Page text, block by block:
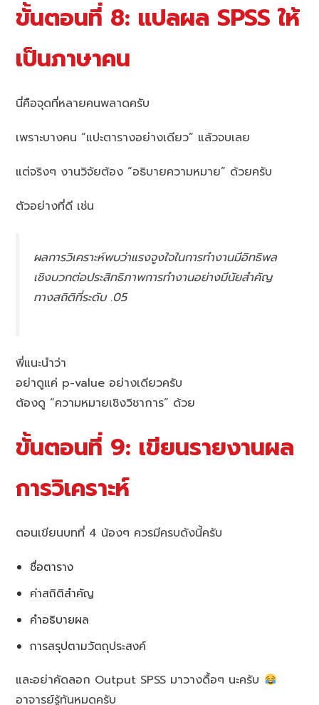
ขั้นตอนที่ 8: แปลผล SPSS ให้
เป็นภาษาคน
นี่คือจุดที่หลายคนพลาดครับ
เพราะบางคน “แปะตารางอย่างเดียว” แล้วจบเลย
แต่จริงๆ งานวิจัยต้อง “อธิบายความหมาย” ด้วยครับ
ตัวอย่างที่ดี เช่น
ผลการวิเคราะห์พบว่าแรงจูงใจในการทำงานมีอิทธิพล
เชิงบวกต่อประสิทธิภาพการทำงานอย่างมีนัยสำคัญ
ทางสถิติที่ระดับ .05
พี่แนะนำว่า
อย่าดูแค่ p-value อย่างเดียวครับ
ต้องดู “ความหมายเชิงวิชาการ” ด้วย
ขั้นตอนที่ 9: เขียนรายงานผล
การวิเคราะห์
ตอนเขียนบทที่ 4 น้องๆ ควรมีครบดังนี้ครับ
ชื่อตาราง
ค่าสถิติสำคัญ
คำอธิบายผล
การสรุปตามวัตถุประสงค์
และอย่าคัดลอก Output SPSS มาวางดื้อๆ นะครับ
อาจารย์รู้ทันหมดครับ